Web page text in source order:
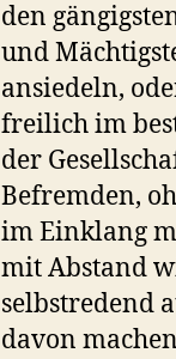
den
und
ansiedeln,
freilich im
der
Befremden,
im Einklang
mit Abstand
selbstredend
davon